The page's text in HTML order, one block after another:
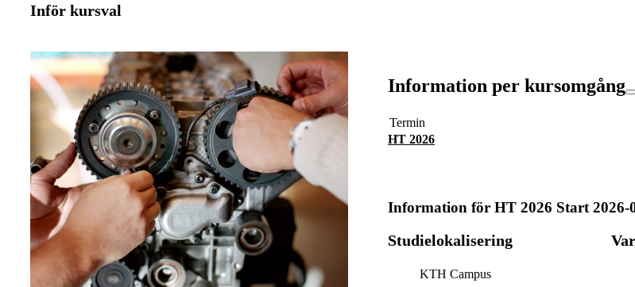
Inför kursval
Information per kursomgång
Termin
HT 2026
Information för HT 2026 Start 2026-
Studielokalisering
KTH Campus